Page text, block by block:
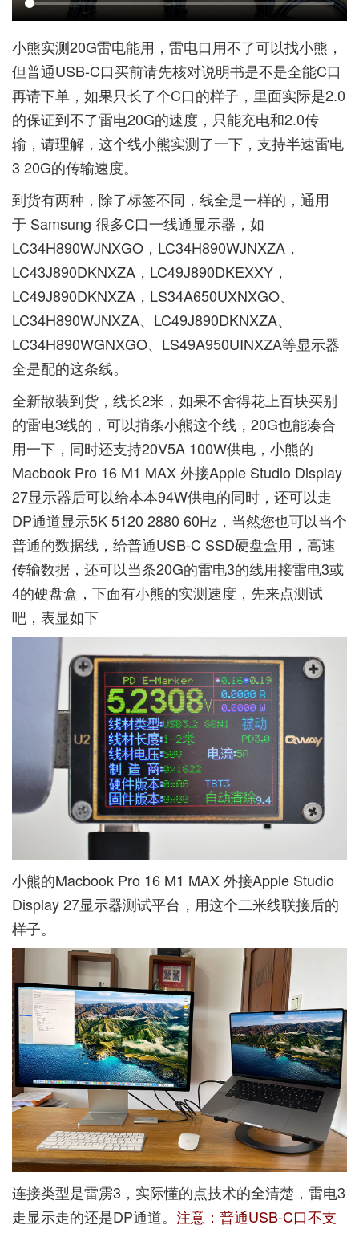
小熊实测20G雷电能用，雷电口用不了可以找小熊，
但普通USB-C口买前请先核对说明书是不是全能C口
再请下单，如果只长了个C口的样子，里面实际是2.0
的保证到不了雷电20G的速度，只能充电和2.0传
输，请理解，这个线小熊实测了一下，支持半速雷电
3 20G的传输速度。
到货有两种，除了标签不同，线全是一样的，通用
于 Samsung 很多C口一线通显示器，如
LC34H890WJNXGO，LC34H890WJNXZA，
LC43J890DKNXZA，LC49J890DKEXXY，
LC49J890DKNXZA，LS34A650UXNXGO、
LC34H890WJNXZA、LC49J890DKNXZA、
LC34H890WGNXGO、LS49A950UINXZA等显示器
全是配的这条线。
全新散装到货，线长2米，如果不舍得花上百块买别
的雷电3线的，可以捎条小熊这个线，20G也能凑合
用一下，同时还支持20V5A 100W供电，小熊的
Macbook Pro 16 M1 MAX 外接Apple Studio Display
27显示器后可以给本本94W供电的同时，还可以走
DP通道显示5K 5120 2880 60Hz，当然您也可以当个
普通的数据线，给普通USB-C SSD硬盘盒用，高速
传输数据，还可以当条20G的雷电3的线用接雷电3或
4的硬盘盒，下面有小熊的实测速度，先来点测试
吧，表显如下
小熊的Macbook Pro 16 M1 MAX 外接Apple Studio
Display 27显示器测试平台，用这个二米线联接后的
样子。
连接类型是雷雳3，实际懂的点技术的全清楚，雷电3
走显示走的还是DP通道。 注意：普通USB-C口不支